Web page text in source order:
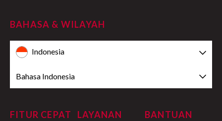
BAHASA & WILAYAH
Indonesia
Bahasa Indonesia
FITUR CEPAT LAYANAN BANTUAN